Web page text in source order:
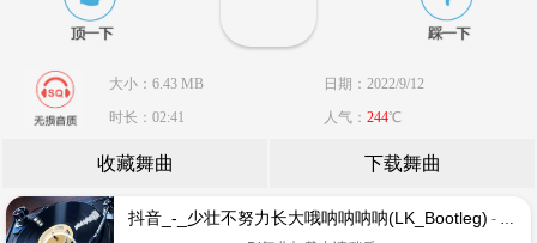
大小：6.43 MB
日期：2022/9/12
时长：02:41
人气： 244℃
收藏舞曲 下载舞曲
抖音_-_少壮不努力长大哦呐呐呐呐(LK_Bootleg) - www.keiqu.com